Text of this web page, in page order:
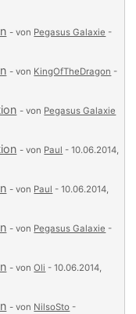
- von Pegasus Galaxie -
- von KingOfTheDragon -
- von Pegasus Galaxie
- von Paul - 10.06.2014,
- von Paul - 10.06.2014,
- von Pegasus Galaxie -
- vonOli - 10.06.2014,
- von NilsoSto -